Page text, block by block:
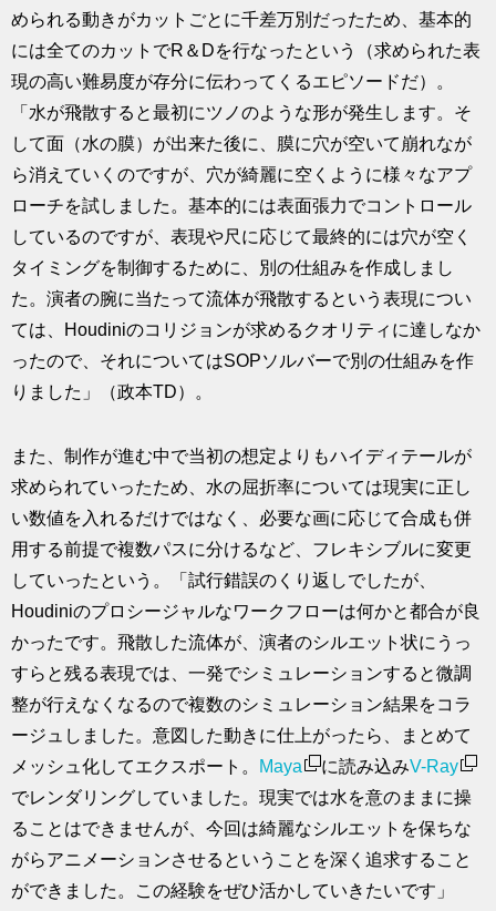
められる動きがカットごとに千差万別だったため、基本的
には全てのカットでR＆Dを行なったという（求められた表
現の高い難易度が存分に伝わってくるエピソードだ）。
「水が飛散すると最初にツノのような形が発生します。そ
して面（水の膜）が出来た後に、膜に穴が空いて崩れなが
ら消えていくのですが、穴が綺麗に空くように様々なアプ
ローチを試しました。基本的には表面張力でコントロール
しているのですが、表現や尺に応じて最終的には穴が空く
タイミングを制御するために、別の仕組みを作成しまし
た。演者の腕に当たって流体が飛散するという表現につい
ては、Houdiniのコリジョンが求めるクオリティに達しなか
ったので、それについてはSOPソルバーで別の仕組みを作
りました」（政本TD）。
また、制作が進む中で当初の想定よりもハイディテールが
求められていったため、水の屈折率については現実に正し
い数値を入れるだけではなく、必要な画に応じて合成も併
用する前提で複数パスに分けるなど、フレキシブルに変更
していったという。「試行錯誤のくり返しでしたが、
Houdiniのプロシージャルなワークフローは何かと都合が良
かったです。飛散した流体が、演者のシルエット状にうっ
すらと残る表現では、一発でシミュレーションすると微調
整が行えなくなるので複数のシミュレーション結果をコラ
ージュしました。意図した動きに仕上がったら、まとめて
メッシュ化してエクスポート。
Maya に読み込みV-Ray
でレンダリングしていました。現実では水を意のままに操
ることはできませんが、今回は綺麗なシルエットを保ちな
がらアニメーションさせるということを深く追求すること
ができました。この経験をぜひ活かしていきたいです」